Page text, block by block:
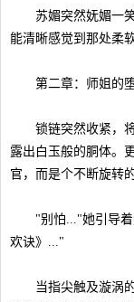
苏媚突然妩媚一笑
能清晰感觉到那处柔
第二章：师姐的
锁链突然收紧，将
露出白玉般的胴体。
官，而是个不断旋转
"别怕..."她引导着
欢诀》..."
当指尖触及漩涡的